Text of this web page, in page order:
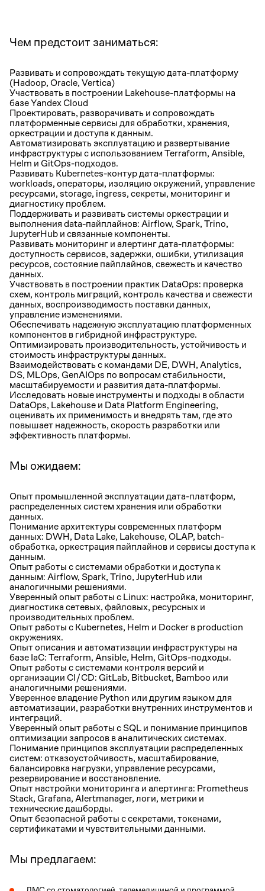
Чем предстоит заниматься:
Развивать и сопровождать текущую дата-платформу
(Hadoop, Oracle, Vertica)
Участвовать в построении Lakehouse-платформы на
базе Yandex Cloud
Проектировать, разворачивать и сопровождать
платформенные сервисы для обработки, хранения,
оркестрации и доступа к данным.
Автоматизировать эксплуатацию и развертывание
инфраструктуры с использованием Terraform, Ansible,
Helm и GitOps-подходов.
Развивать Kubernetes-контур дата-платформы:
workloads, операторы, изоляцию окружений, управление
ресурсами, storage, ingress, секреты, мониторинг и
диагностику проблем.
Поддерживать и развивать системы оркестрации и
выполнения data-пайплайнов: Airflow, Spark, Trino,
JupyterHub и связанные компоненты.
Развивать мониторинг и алертинг дата-платформы:
доступность сервисов, задержки, ошибки, утилизация
ресурсов, состояние пайплайнов, свежесть и качество
данных.
Участвовать в построении практик DataOps: проверка
схем, контроль миграций, контроль качества и свежести
данных, воспроизводимость поставки данных,
управление изменениями.
Обеспечивать надежную эксплуатацию платформенных
компонентов в гибридной инфраструктуре.
Оптимизировать производительность, устойчивость и
стоимость инфраструктуры данных.
Взаимодействовать с командами DE, DWH, Analytics,
DS, MLOps, GenAIOps по вопросам стабильности,
масштабируемости и развития дата-платформы.
Исследовать новые инструменты и подходы в области
DataOps, Lakehouse и Data Platform Engineering,
оценивать их применимость и внедрять там, где это
повышает надежность, скорость разработки или
эффективность платформы.
Мы ожидаем:
Опыт промышленной эксплуатации дата-платформ,
распределенных систем хранения или обработки
данных.
Понимание архитектуры современных платформ
данных: DWH, Data Lake, Lakehouse, OLAP, batch-
обработка, оркестрация пайплайнов и сервисы доступа к
данным.
Опыт работы с системами обработки и доступа к
данным: Airflow, Spark, Trino, JupyterHub или
аналогичными решениями.
Уверенный опыт работы с Linux: настройка, мониторинг,
диагностика сетевых, файловых, ресурсных и
производительных проблем.
Опыт работы с Kubernetes, Helm и Docker в production
окружениях.
Опыт описания и автоматизации инфраструктуры на
базе IaC: Terraform, Ansible, Helm, GitOps-подходы.
Опыт работы с системами контроля версий и
организации CI/CD: GitLab, Bitbucket, Bamboo или
аналогичными решениями.
Уверенное владение Python или другим языком для
автоматизации, разработки внутренних инструментов и
интеграций.
Уверенный опыт работы с SQL и понимание принципов
оптимизации запросов в аналитических системах.
Понимание принципов эксплуатации распределенных
систем: отказоустойчивость, масштабирование,
балансировка нагрузки, управление ресурсами,
резервирование и восстановление.
Опыт настройки мониторинга и алертинга: Prometheus
Stack, Grafana, Alertmanager, логи, метрики и
технические дашборды.
Опыт безопасной работы с секретами, токенами,
сертификатами и чувствительными данными.
Мы предлагаем: